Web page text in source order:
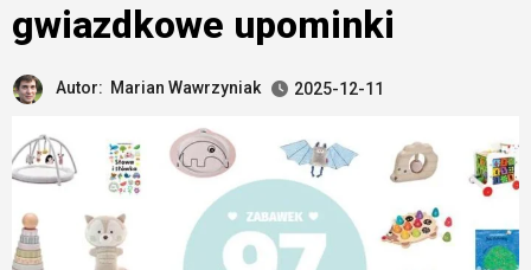
gwiazdkowe upominki
Autor: Marian Wawrzyniak 2025-12-11